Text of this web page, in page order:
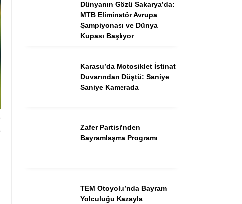
Dünyanın Gözü Sakarya’da:
MTB Eliminatör Avrupa
Şampiyonası ve Dünya
Kupası Başlıyor
Karasu’da Motosiklet İstinat
Duvarından Düştü: Saniye
Saniye Kamerada
Zafer Partisi’nden
Bayramlaşma Programı
TEM Otoyolu’nda Bayram
Yolculuğu Kazayla